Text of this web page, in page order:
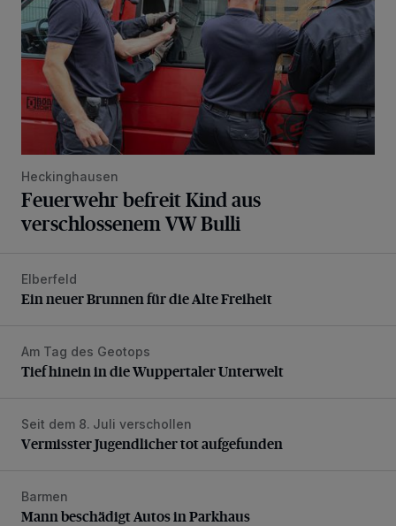
Heckinghausen
Feuerwehr befreit Kind aus
verschlossenem VW Bulli
Ein neuer Brunnen für die Alte Freiheit
Elberfeld
Ein neuer Brunnen für die Alte Freiheit
Tief hinein in die Wuppertaler Unterwelt
Am Tag des Geotops
Tief hinein in die Wuppertaler Unterwelt
Vermisster Jugendlicher tot aufgefunden
Seit dem 8. Juli verschollen
Vermisster Jugendlicher tot aufgefunden
Mann beschädigt Autos in Parkhaus
Barmen
Mann beschädigt Autos in Parkhaus